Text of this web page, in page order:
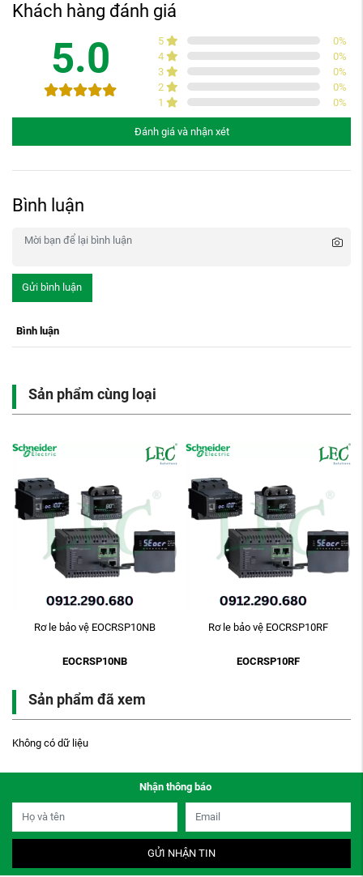
Khách hàng đánh giá
5.0 5 0%
4
0%
3
0%
2
0%
1
0%
Đánh giá và nhận xét
Bình luận
Gửi bình luận
Bình luận
Sản phẩm cùng loại
Rơ le bảo vệ EOCRSP10NB
EOCRSP10NB
Rơ le bảo vệ EOCRSP10RF
EOCRSP10RF
Sản phẩm đã xem
Không có dữ liệu
Nhận thông báo
GỬI NHẬN TIN